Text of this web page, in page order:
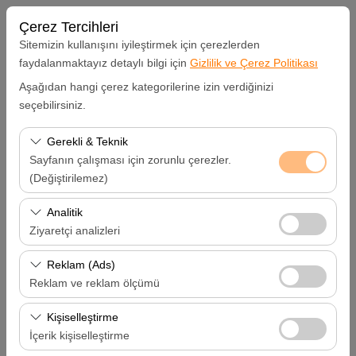
Çerez Tercihleri
Sitemizin kullanışını iyileştirmek için çerezlerden
faydalanmaktayız detaylı bilgi için Gizlilik ve Çerez Politikası
Aşağıdan hangi çerez kategorilerine izin verdiğinizi
seçebilirsiniz.
Gerekli & Teknik
Sayfanın çalışması için zorunlu çerezler.
(Değiştirilemez)
Bu çerezler sitenin doğru şekilde çalışması, güvenlik,
oturum yönetimi ve temel işlevler için gereklidir. Devre
dışı bırakılamaz.
Analitik
Ziyaretçi analizleri
Bu çerezler, sitemizin nasıl kullanıldığını (ziyaretçi sayısı,
en çok ziyaret edilen sayfalar, kullanıcı davranışları)
analiz etmemizi sağlar. Bu veriler, web sitesi
performansını ölçmek ve kullanıcı deneyimini sürekli
iyileştirmek için kullanılır.
Reklam (Ads)
Reklam ve reklam ölçümü
Bu çerezler, size ilgi alanlarınıza uygun kişiselleştirilmiş
reklamlar göstermemize ve reklam kampanyalarımızın
etkinliğini (gösterim sayısı, tıklama oranı) ölçmemize
Kişiselleştirme
İçerik kişiselleştirme
Alış Lokasyonu
Hatay Samandağ
Aracı farklı bir lokasyona bırakacağım
Alış Tarih & Saat
09:00
Bırakış Tarih & Saat